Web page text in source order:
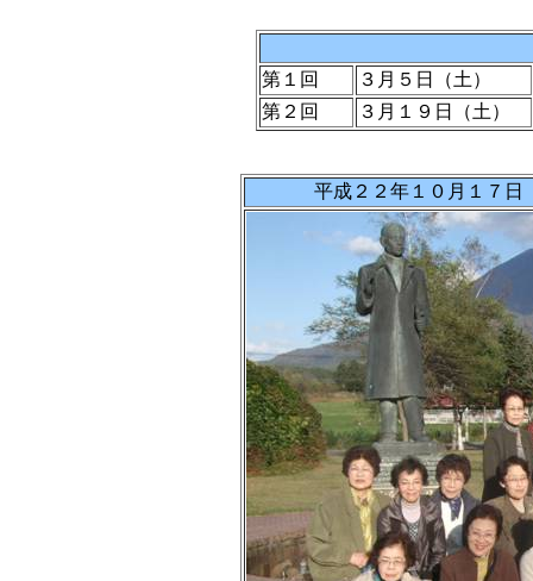
第１回
３月５日（土）
第２回
３月１９日（土）
平成２２年１０月１７日